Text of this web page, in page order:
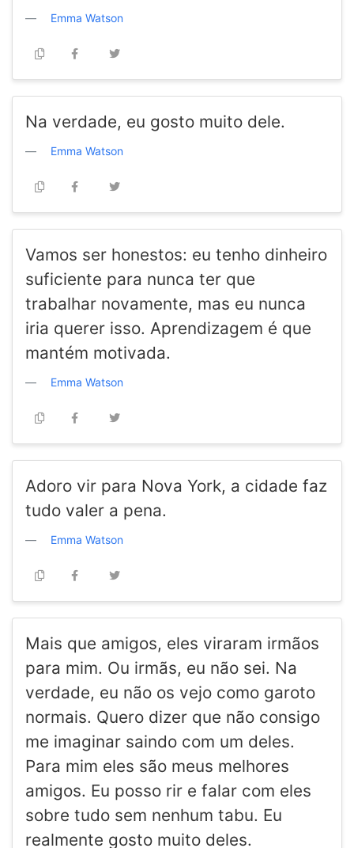
Emma Watson
Na verdade, eu gosto muito dele.
Emma Watson
Vamos ser honestos: eu tenho dinheiro
suficiente para nunca ter que
trabalhar novamente, mas eu nunca
iria querer isso. Aprendizagem é que
mantém motivada.
Emma Watson
Adoro vir para Nova York, a cidade faz
tudo valer a pena.
Emma Watson
Mais que amigos, eles viraram irmãos
para mim. Ou irmãs, eu não sei. Na
verdade, eu não os vejo como garoto
normais. Quero dizer que não consigo
me imaginar saindo com um deles.
Para mim eles são meus melhores
amigos. Eu posso rir e falar com eles
sobre tudo sem nenhum tabu. Eu
realmente gosto muito deles.